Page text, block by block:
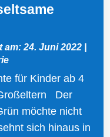
24. Juni 2022
für Kinder ab 4
Der
möchte nicht
sich hinaus in